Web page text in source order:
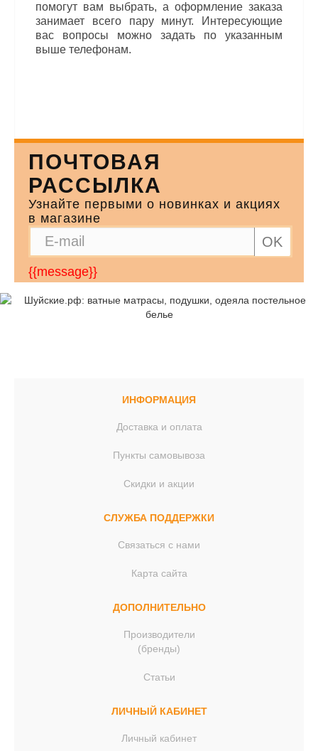
помогут вам выбрать, а оформление заказа
занимает всего пару минут. Интересующие
вас вопросы можно задать по указанным
выше телефонам.
ПОЧТОВАЯ
РАССЫЛКА
Узнайте первыми о новинках и акциях
в магазине
OK
{{message}}
ИНФОРМАЦИЯ
Доставка и оплата
Пункты самовывоза
Скидки и акции
СЛУЖБА ПОДДЕРЖКИ
Связаться с нами
Карта сайта
ДОПОЛНИТЕЛЬНО
Производители
(бренды)
Статьи
ЛИЧНЫЙ КАБИНЕТ
Личный кабинет